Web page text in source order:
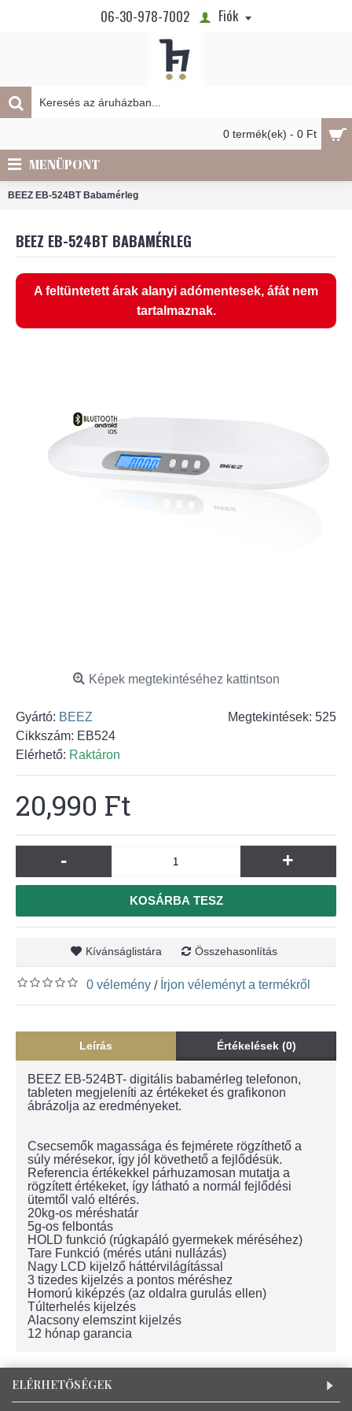
06-30-978-7002 Fiók
0 termék(ek) - 0 Ft
MENÜPONT
BEEZ EB-524BT Babamérleg
BEEZ EB-524BT BABAMÉRLEG
A feltüntetett árak alanyi adómentesek, áfát nem
tartalmaznak.
Képek megtekintéséhez kattintson
Megtekintések: 525
Gyártó: BEEZ
Cikkszám: EB524
Elérhető: Raktáron
20,990 Ft
- +
KOSÁRBA TESZ
Kívánságlistára Összehasonlítás
0 vélemény / Írjon véleményt a termékről
Leírás Értékelések (0)
BEEZ EB-524BT- digitális babamérleg telefonon,
tableten megjeleníti az értékeket és grafikonon
ábrázolja az eredményeket.
Csecsemők magassága és fejmérete rögzíthető a
súly mérésekor, így jól követhető a fejlődésük.
Referencia értékekkel párhuzamosan mutatja a
rögzített értékeket, így látható a normál fejlődési
ütemtől való eltérés.
20kg-os méréshatár
5g-os felbontás
HOLD funkció (rúgkapáló gyermekek méréséhez)
Tare Funkció (mérés utáni nullázás)
Nagy LCD kijelző háttérvilágítással
3 tizedes kijelzés a pontos méréshez
Homorú kiképzés (az oldalra gurulás ellen)
Túlterhelés kijelzés
Alacsony elemszint kijelzés
12 hónap garancia
ELÉRHETŐSÉGEK